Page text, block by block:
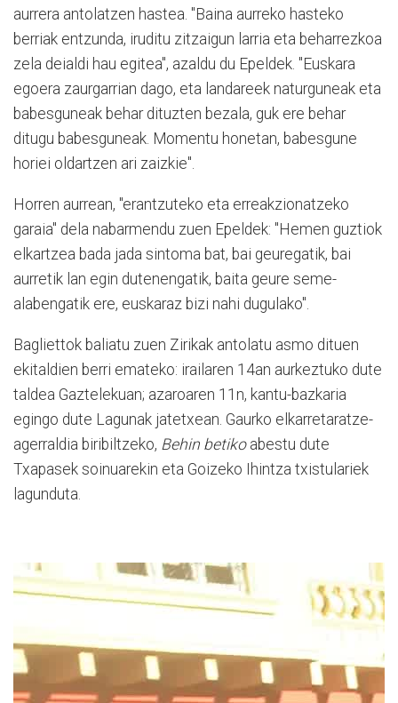
aurrera antolatzen hastea. "Baina aurreko hasteko
berriak entzunda, iruditu zitzaigun larria eta beharrezkoa
zela deialdi hau egitea", azaldu du Epeldek. "Euskara
egoera zaurgarrian dago, eta landareek naturguneak eta
babesguneak behar dituzten bezala, guk ere behar
ditugu babesguneak. Momentu honetan, babesgune
horiei oldartzen ari zaizkie".
Horren aurrean, "erantzuteko eta erreakzionatzeko
garaia" dela nabarmendu zuen Epeldek: "Hemen guztiok
elkartzea bada jada sintoma bat, bai geuregatik, bai
aurretik lan egin dutenengatik, baita geure seme-
alabengatik ere, euskaraz bizi nahi dugulako".
Bagliettok baliatu zuen Zirikak antolatu asmo dituen
ekitaldien berri emateko: irailaren 14an aurkeztuko dute
taldea Gaztelekuan; azaroaren 11n, kantu-bazkaria
egingo dute Lagunak jatetxean. Gaurko elkarretaratze-
agerraldia biribiltzeko, Behin betikoabestu dute
Txapasek soinuarekin eta Goizeko Ihintza txistulariek
lagunduta.